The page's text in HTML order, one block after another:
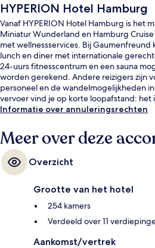
HYPERION Hotel Hamburg
Vanaf HYPERION Hotel Hamburg is het
Miniatur Wunderland en Hamburg
met wellnessservices. Bij
lunch en diner met internationale
24-uurs fitnesscentrum en een sauna
worden gerekend. Andere reizigers zijn
personeel en de wandelmogelijkheden
vervoer vind je op korte loopafstand: het
Metrostation Steinstraße en 9 minuten
Informatie over annuleringsrechten
Meer over deze
Overzicht
Grootte van het hotel
254 kamers
Verdeeld over 11
Aankomst/vertrek